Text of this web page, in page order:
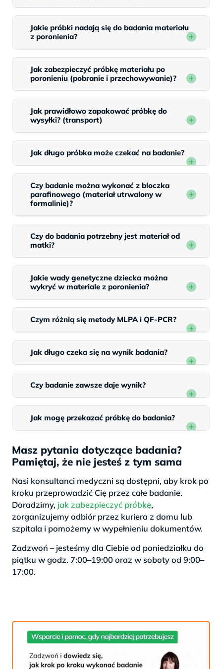
Jakie próbki nadają się do badania materiału
z poronienia?
Jak zabezpieczyć próbkę materiału po
poronieniu (pobranie i przechowywanie)?
Jak prawidłowo zapakować próbkę do
wysyłki? (transport)
Jak długo próbka może czekać na badanie?
Czy badanie można wykonać z bloczka
parafinowego (materiał utrwalony w
formalinie)?
Czy do badania potrzebny jest materiał od
matki?
Jakie wady genetyczne dziecka można
wykryć w materiale z poronienia?
Czym różnią się metody MLPA i QF-PCR?
Jak długo czeka się na wynik badania?
Czy badanie zawsze daje wynik?
Jak mogę przekazać próbkę do badania?
Masz pytania dotyczące badania?
Pamiętaj, że nie jesteś z tym sama
Nasi konsultanci medyczni są dostępni, aby krok po
kroku przeprowadzić Cię przez całe badanie.
Doradzimy, jak zabezpieczyć próbkę,
zorganizujemy odbiór przez kuriera z domu lub
szpitala i pomożemy w wypełnieniu dokumentów.
Zadzwoń – jesteśmy dla Ciebie od poniedziałku do
piątku w godz. 7:00–19:00 oraz w soboty od 9:00–
17:00.